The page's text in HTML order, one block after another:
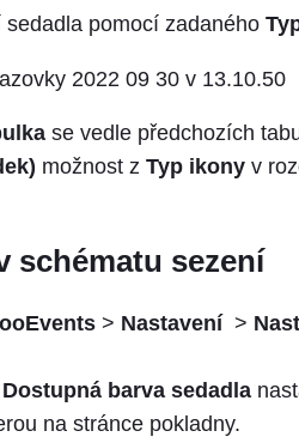
pomocí zadaného
se vedle předchozích
možnost z Typ ikony v
schématu sezení
> Nastavení>
Dostupná barva sedadla
na stránce pokladny.